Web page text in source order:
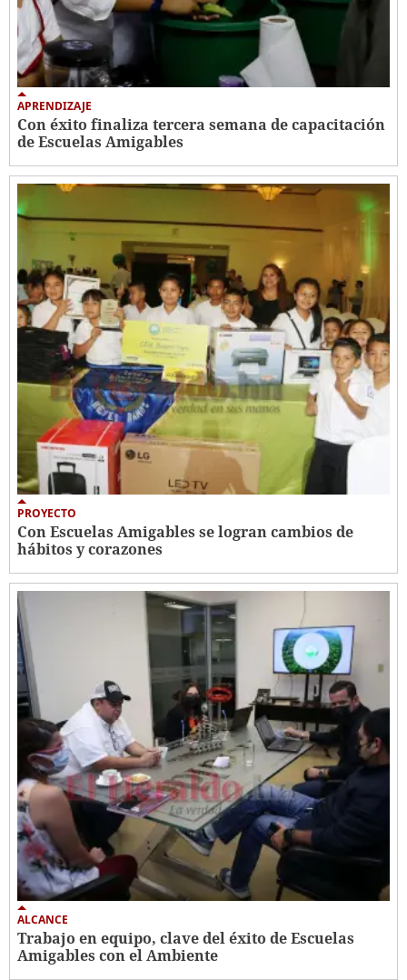
APRENDIZAJE
Con éxito finaliza tercera semana de capacitación
de Escuelas Amigables
PROYECTO
Con Escuelas Amigables se logran cambios de
hábitos y corazones
ALCANCE
Trabajo en equipo, clave del éxito de Escuelas
Amigables con el Ambiente